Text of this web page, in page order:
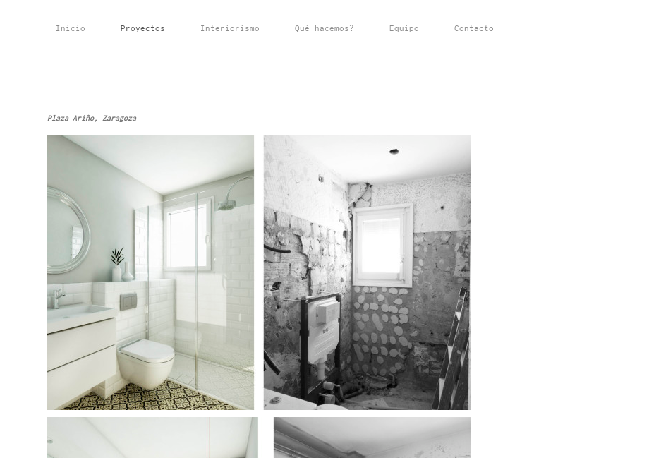
Inicio Proyectos Interiorismo Qué hacemos? Equipo Contacto
Plaza Ariño, Zaragoza